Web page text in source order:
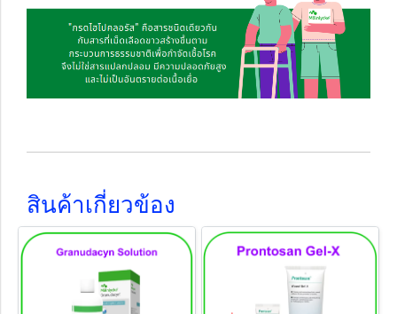
สินค้าเกี่ยวข้อง